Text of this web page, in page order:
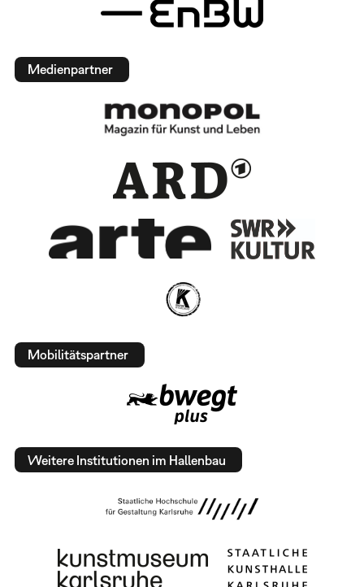
Medienpartner
Mobilitätspartner
Weitere Institutionen im Hallenbau